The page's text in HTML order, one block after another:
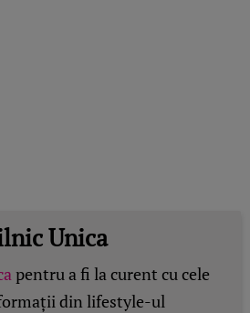
Unica
pentru a fi la curent cu cele
din lifestyle-ul